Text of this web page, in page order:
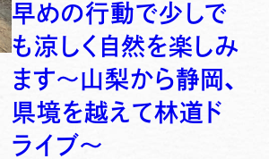
早めの行動で少しで
も涼しく自然を楽しみ
ます〜山梨から静岡、
県境を越えて林道ド
ライブ〜